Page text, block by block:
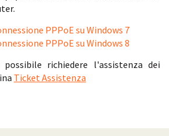
PPPoE su Windows 7
PPPoE su Windows 8
richiedere l'assistenza dei
Ticket Assistenza